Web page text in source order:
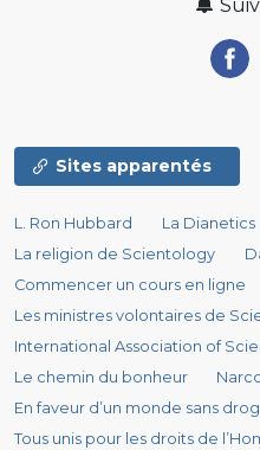
Sites apparentés
L. Ron Hubbard La Dianetics
La religion de Scientology
Commencer un cours en ligne
Les ministres volontaires de
International Association of
Le chemin du bonheur
En faveur d’un monde sans
Tous unis pour les droits de